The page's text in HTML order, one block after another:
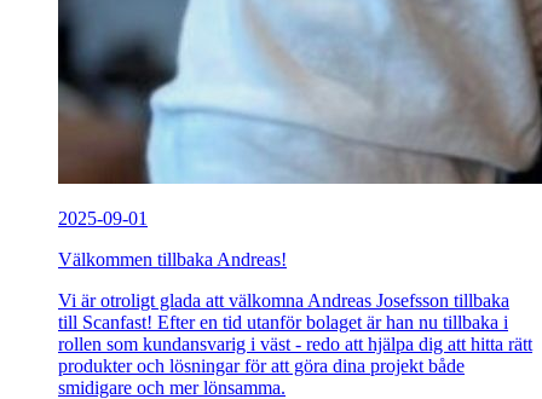
2025-09-01
Välkommen tillbaka Andreas!
Vi är otroligt glada att välkomna Andreas Josefsson tillbaka
till Scanfast! Efter en tid utanför bolaget är han nu tillbaka i
rollen som kundansvarig i väst - redo att hjälpa dig att hitta rätt
produkter och lösningar för att göra dina projekt både
smidigare och mer lönsamma.